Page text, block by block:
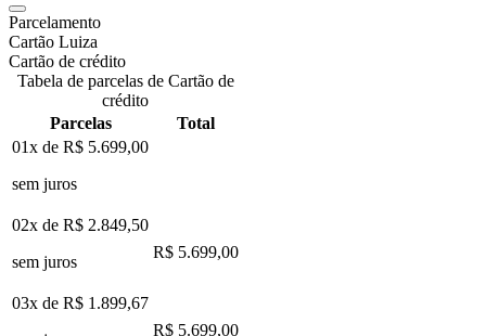
Parcelamento
Cartão Luiza
Cartão de crédito
Tabela de parcelas de Cartão de
crédito
Parcelas
Total
01x de R$ 5.699,00
sem juros
02x de R$ 2.849,50
sem juros
R$ 5.699,00
03x de R$ 1.899,67
R$ 5.699,00